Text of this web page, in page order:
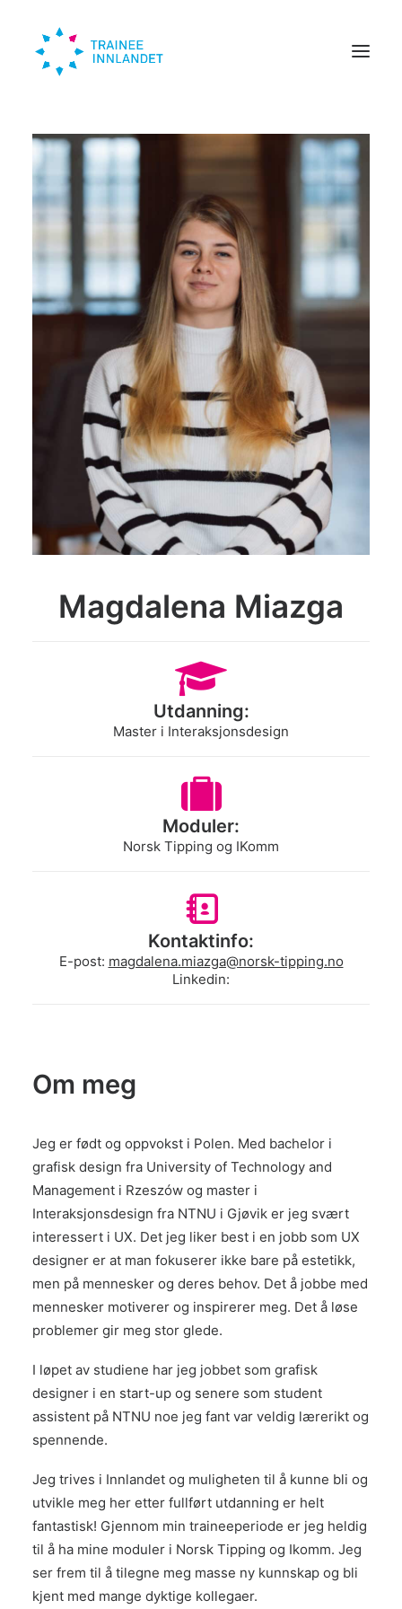
Traineer
Bedrift
Om oss
Trendinn
Nyheter
SØK HER
Search
Magdalena Miazga
Utdanning:
Master i Interaksjonsdesign
Moduler:
Norsk Tipping og IKomm
Kontaktinfo:
E-post: magdalena.miazga@norsk-tipping.no
Linkedin:
Om meg
Jeg er født og oppvokst i Polen. Med bachelor i
grafisk design fra University of Technology and
Management i Rzeszów og master i
Interaksjonsdesign fra NTNU i Gjøvik er jeg svært
interessert i UX. Det jeg liker best i en jobb som UX
designer er at man fokuserer ikke bare på estetikk,
men på mennesker og deres behov. Det å jobbe med
mennesker motiverer og inspirerer meg. Det å løse
problemer gir meg stor glede.
I løpet av studiene har jeg jobbet som grafisk
designer i en start-up og senere som student
assistent på NTNU noe jeg fant var veldig lærerikt og
spennende.
Jeg trives i Innlandet og muligheten til å kunne bli og
utvikle meg her etter fullført utdanning er helt
fantastisk! Gjennom min traineeperiode er jeg heldig
til å ha mine moduler i Norsk Tipping og Ikomm. Jeg
ser frem til å tilegne meg masse ny kunnskap og bli
kjent med mange dyktige kollegaer.